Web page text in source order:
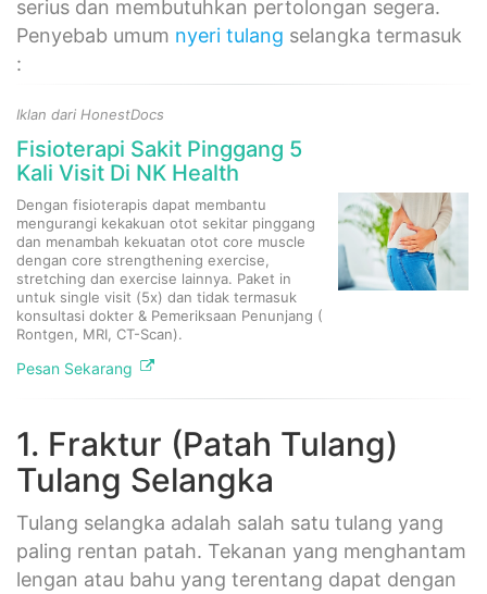
serius dan membutuhkan pertolongan segera.
Penyebab umum nyeri tulang selangka termasuk
:
Iklan dari HonestDocs
Fisioterapi Sakit Pinggang 5
Kali Visit Di NK Health
Dengan fisioterapis dapat membantu
mengurangi kekakuan otot sekitar pinggang
dan menambah kekuatan otot core muscle
dengan core strengthening exercise,
stretching dan exercise lainnya. Paket in
untuk single visit (5x) dan tidak termasuk
konsultasi dokter & Pemeriksaan Penunjang (
Rontgen, MRI, CT-Scan).
Pesan Sekarang
1. Fraktur (Patah Tulang)
Tulang Selangka
Tulang selangka adalah salah satu tulang yang
paling rentan patah. Tekanan yang menghantam
lengan atau bahu yang terentang dapat dengan